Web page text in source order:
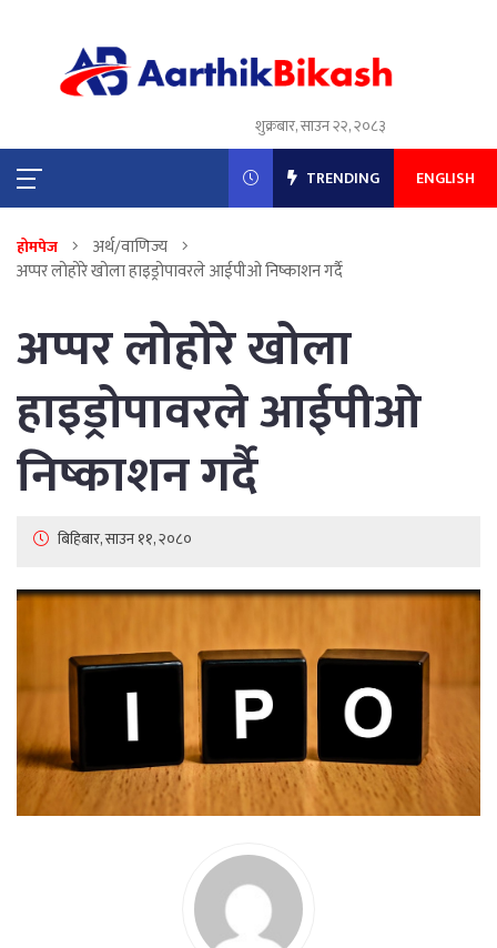
शुक्रबार, साउन २२, २०८३
TRENDING ENGLISH
होमपेज
अर्थ/वाणिज्य
अप्पर लोहोरे खोला हाइड्रोपावरले आईपीओ निष्काशन गर्दै
अप्पर लोहोरे खोला
हाइड्रोपावरले आईपीओ
निष्काशन गर्दै
बिहिबार, साउन ११, २०८०